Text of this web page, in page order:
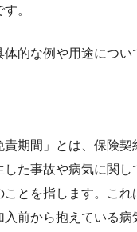
。
的な例や用途につい
期間」とは、保険契
した事故や病気に関し
ことを指します。これ
入前から抱えている病